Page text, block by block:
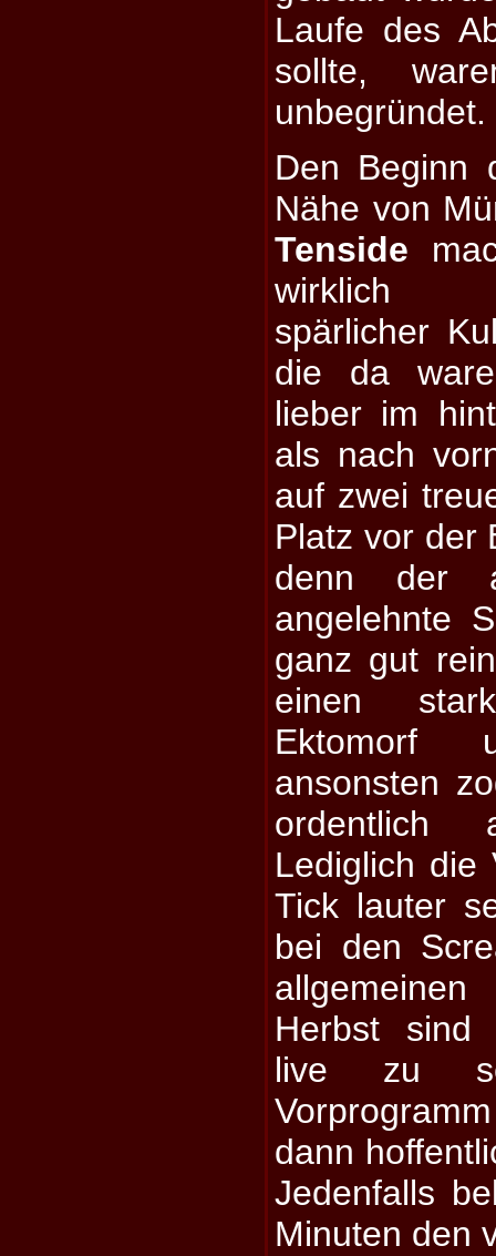
Laufe des
sollte,
unbegründet.
Den Beginn
Nähe von
Tenside
wirklich
spärlicher
die da
lieber im
als nach
auf zwei
Platz vor der
denn der
angelehnte
ganz gut
einen
Ektomorf
ansonsten
ordentlich
Lediglich die
Tick lauter
bei den
Herbst
live zu
dann
Jedenfalls
Minuten den